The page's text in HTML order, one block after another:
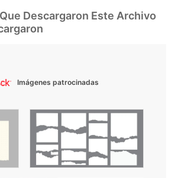
Descargaron Este Archivo
Imágenes patrocinadas